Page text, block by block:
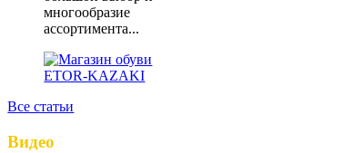
многообразие
ассортимента...
Все статьи
Видео